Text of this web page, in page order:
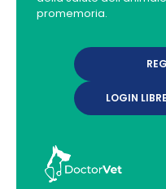
promemoria.
LOGIN